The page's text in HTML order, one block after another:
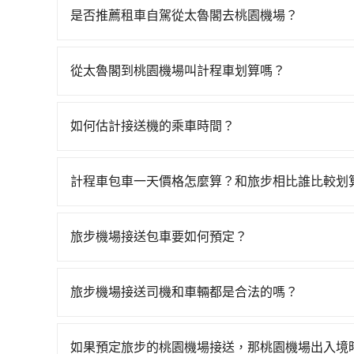
港-桃園一天最多有72班次高鐵可搭乘。假設從太
計程車，搭上小黃後約花20分鐘、車費400元後
未位於市區，可能根本無車可攔。縱使幸運攔到
上，現在還不馬上來預約tripool！如果你是三人
是否推薦租車自駕從太魯閣去桃園機場？
車，也不想花大錢叫計程車前往桃園機場，tripool
從太魯閣到桃園機場叫計程車划算嗎？
元間，若改選tripool的專車服務可再更便宜。但
雖然太魯閣到桃園機場的跳表小黃可能較為便宜
如何估計接送機的乘車時間？
外抓30分鐘的彈性時間。比方說正常台中到桃園
選擇離開機場的乘車時間抓在班機預計落地後的1
計程車包車一天價格怎麼算？和旅步相比誰比較划
區，價格可能有所不同。另外，計程車包車價格
旅步機場接送包車要如何預定？
2.選擇乘車人數和行李數量。 3.選擇適合的車型
旅步機場接送司機和車輛都是合法的嗎？
車，且所有司機均經過嚴格篩選和培訓，確保乘客
如果預定旅步的桃園機場接送，那桃園機場出入